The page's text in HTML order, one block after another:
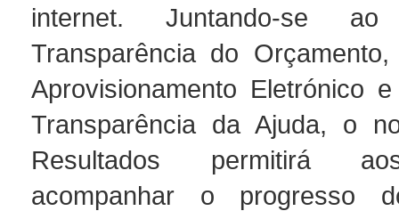
internet. Juntando-se
Transparência do
Aprovisionamento Eletrónico
Transparência da Ajuda, o
Resultados permitirá
acompanhar o progresso